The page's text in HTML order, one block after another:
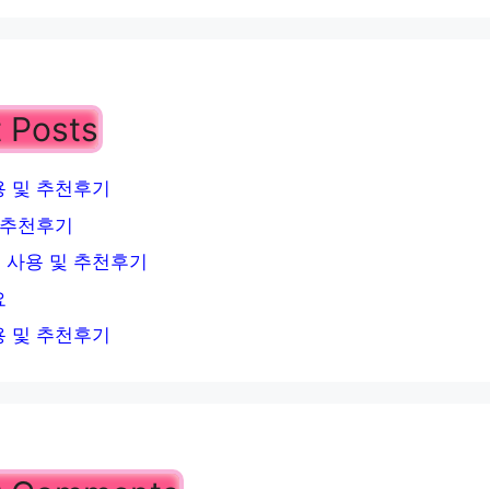
Posts
및 추천후기
천후기
용 및 추천후기
및 추천후기